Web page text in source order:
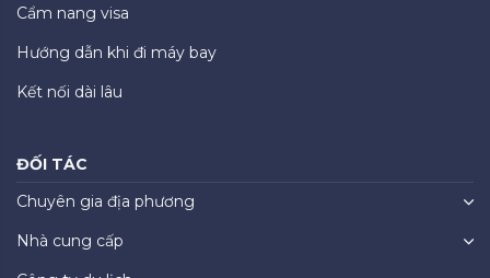
Cẩm nang visa
Hướng dẫn khi đi máy bay
Kết nối dài lâu
ĐỐI TÁC
Chuyên gia địa phương
Nhà cung cấp